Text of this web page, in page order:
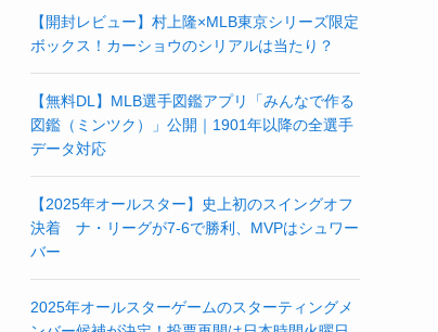
【開封レビュー】村上隆×MLB東京シリーズ限定
ボックス！カーショウのシリアルは当たり？
【無料DL】MLB選手図鑑アプリ「みんなで作る
図鑑（ミンツク）」公開｜1901年以降の全選手
データ対応
【2025年オールスター】史上初のスイングオフ
決着 ナ・リーグが7-6で勝利、MVPはシュワー
バー
2025年オールスターゲームのスターティングメ